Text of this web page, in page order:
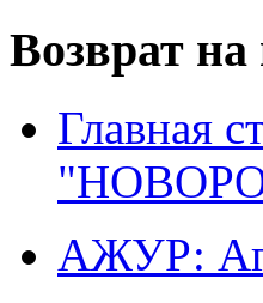
Возврат
Главная
АЖУР: